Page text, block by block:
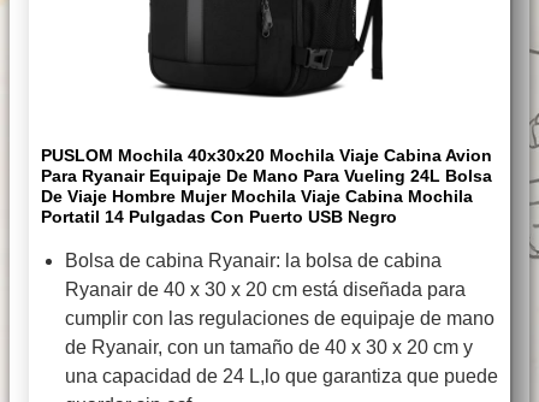
PUSLOM Mochila 40x30x20 Mochila Viaje Cabina Avion
Para Ryanair Equipaje De Mano Para Vueling 24L Bolsa
De Viaje Hombre Mujer Mochila Viaje Cabina Mochila
Portatil 14 Pulgadas Con Puerto USB Negro
Bolsa de cabina Ryanair: la bolsa de cabina
Ryanair de 40 x 30 x 20 cm está diseñada para
cumplir con las regulaciones de equipaje de mano
de Ryanair, con un tamaño de 40 x 30 x 20 cm y
una capacidad de 24 L,lo que garantiza que puede